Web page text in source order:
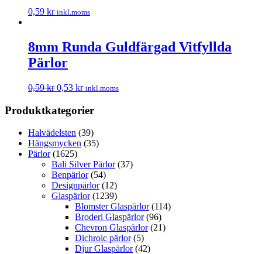
0,59 kr inkl.moms
8mm Runda Guldfärgad Vitfyllda
Pärlor
0,59kr 0,53 kr inkl.moms
Produktkategorier
Halvädelsten (39)
Hängsmycken (35)
Pärlor (1625)
Bali Silver Pärlor (37)
Benpärlor (54)
Designpärlor (12)
Glaspärlor (1239)
Blomster Glaspärlor (114)
Broderi Glaspärlor (96)
Chevron Glaspärlor (21)
Dichroic pärlor (5)
Djur Glaspärlor (42)